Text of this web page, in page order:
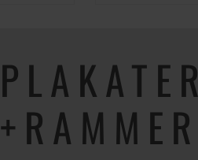
PLAKATER
+RAMMER